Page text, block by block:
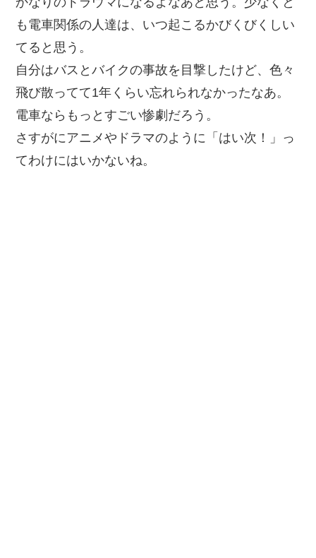
も電車関係の人達は、いつ起こるかびくびくしい
てると思う。
自分はバスとバイクの事故を目撃したけど、色々
飛び散ってて1年くらい忘れられなかったなあ。
電車ならもっとすごい惨劇だろう。
さすがにアニメやドラマのように「はい次！」っ
てわけにはいかないね。